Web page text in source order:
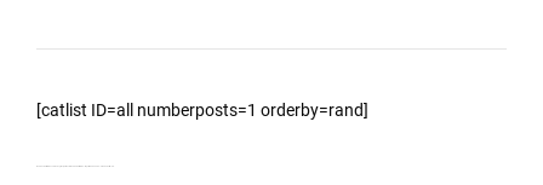
[catlist ID=all numberposts=1 orderby=rand]